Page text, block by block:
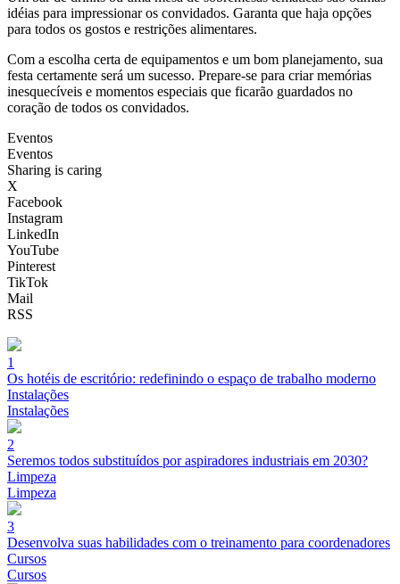
idéias para impressionar os convidados. Garanta que haja opções
para todos os gostos e restrições alimentares.
Com a escolha certa de equipamentos e um bom planejamento, sua
festa certamente será um sucesso. Prepare-se para criar memórias
inesquecíveis e momentos especiais que ficarão guardados no
coração de todos os convidados.
Eventos
Eventos
Sharing is caring
X
Facebook
Instagram
LinkedIn
YouTube
Pinterest
TikTok
Mail
RSS
1
Os hotéis de escritório: redefinindo o espaço de trabalho moderno
Instalações
Instalações
2
Seremos todos substituídos por aspiradores industriais em 2030?
Limpeza
Limpeza
3
Desenvolva suas habilidades com o treinamento para coordenadores
Cursos
Cursos